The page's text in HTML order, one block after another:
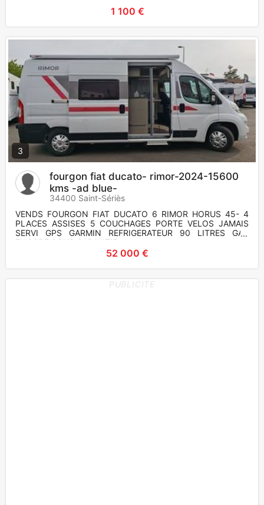
1 100 €
3
fourgon fiat ducato- rimor-2024-15600
kms -ad blue-
34400 Saint-Sériès
VENDS FOURGON FIAT DUCATO 6 RIMOR HORUS 45- 4
PLACES ASSISES 5 COUCHAGES PORTE VELOS JAMAIS
SERVI GPS GARMIN REFRIGERATEUR 90 LITRES GAZ
ENCORE SOUS GARANTIE
52 000 €
PUBLICITE